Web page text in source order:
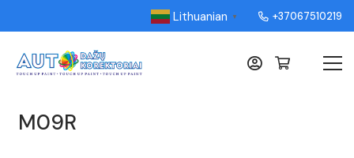
Lithuanian ▼ +37067510219
M09R